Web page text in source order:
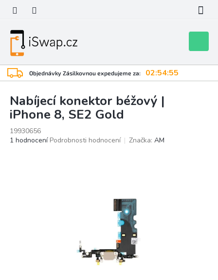
obsah
Objednávky Zásilkovnou expedujeme za: 02:54:54
košík
Nabíjecí konektor béžový |
iPhone 8, SE2 Gold
19930656
Průměrné
1 hodnocení Podrobnosti hodnocení Značka: AM